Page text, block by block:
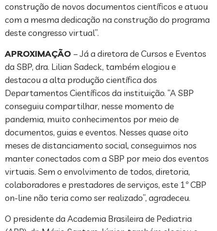
construção de novos documentos científicos e atuou
com a mesma dedicação na construção do programa
deste congresso virtual”.
APROXIMAÇÃO – Já a diretora de Cursos e Eventos
da SBP, dra. Lilian Sadeck, também elogiou e
destacou a alta produção científica dos
Departamentos Científicos da instituição. “A SBP
conseguiu compartilhar, nesse momento de
pandemia, muito conhecimentos por meio de
documentos, guias e eventos. Nesses quase oito
meses de distanciamento social, conseguimos nos
manter conectados com a SBP por meio dos eventos
virtuais. Sem o envolvimento de todos, diretoria,
colaboradores e prestadores de serviços, este 1º CBP
on-line não teria como ser realizado”, agradeceu.
O presidente da Academia Brasileira de Pediatria